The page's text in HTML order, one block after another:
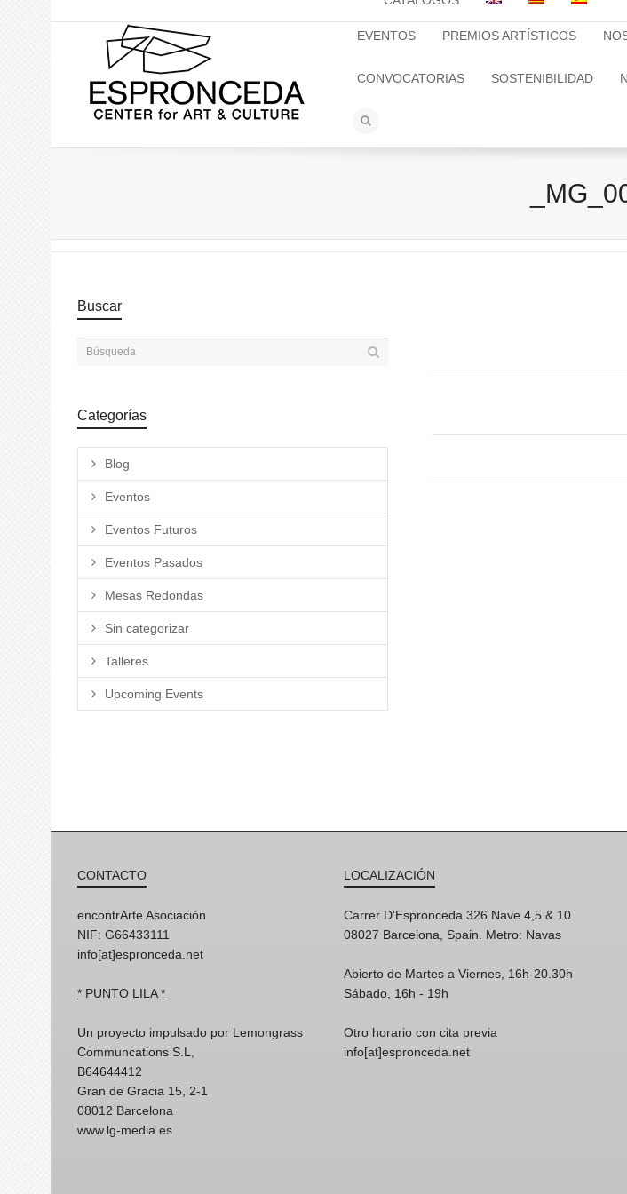
EVENTOS PREMIOS ARTÍSTICOS
CONVOCATORIAS SOSTENIBILIDAD
Buscar
Categorías
Blog
Eventos
Eventos Futuros
Eventos Pasados
Mesas Redondas
Sin categorizar
Talleres
Upcoming Events
CONTACTO
encontrArte Asociación
NIF: G66433111
info[at]espronceda.net
* PUNTO LILA *
Un proyecto impulsado por Lemongrass
Communcations S.L,
B64644412
Gran de Gracia 15, 2-1
08012 Barcelona
www.lg-media.es
LOCALIZACIÓN
Carrer D'Espronceda 326 Nave 4,5 & 10
08027 Barcelona, Spain. Metro: Navas
Abierto de Martes a Viernes, 16h-20.30h
Sábado, 16h - 19h
Otro horario con cita previa
info[at]espronceda.net